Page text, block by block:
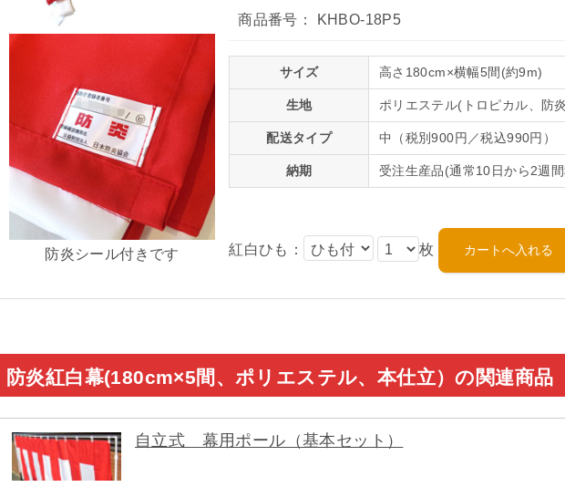
防炎シール付きです
商品番号： KHBO-18P5
サイズ 高さ180cm×横幅5間(約9m)
生地 ポリエステル(トロピカル、防
配送タイプ 中（税別900円／税込990円）
納期 受注生産品(通常10日から2週
紅白ひも： 枚
防炎紅白幕(180cm×5間、ポリエステル、本仕立）の関連商品
自立式 幕用ポール（基本セット）